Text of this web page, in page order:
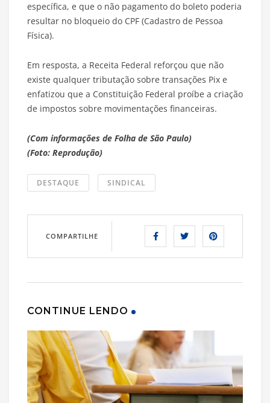
específica, e que o não pagamento do boleto poderia
resultar no bloqueio do CPF (Cadastro de Pessoa
Física).
Em resposta, a Receita Federal reforçou que não
existe qualquer tributação sobre transações Pix e
enfatizou que a Constituição Federal proíbe a criação
de impostos sobre movimentações financeiras.
(Com informações de Folha de São Paulo)
(Foto: Reprodução)
DESTAQUE SINDICAL
COMPARTILHE
CONTINUE LENDO